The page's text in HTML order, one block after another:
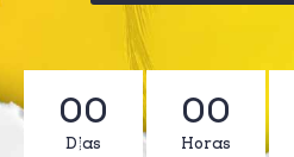
00
Días
00
Horas